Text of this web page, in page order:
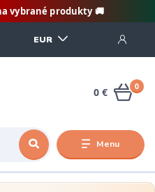
vybrané produkty 🚚
Menu
EUR
0
0 €